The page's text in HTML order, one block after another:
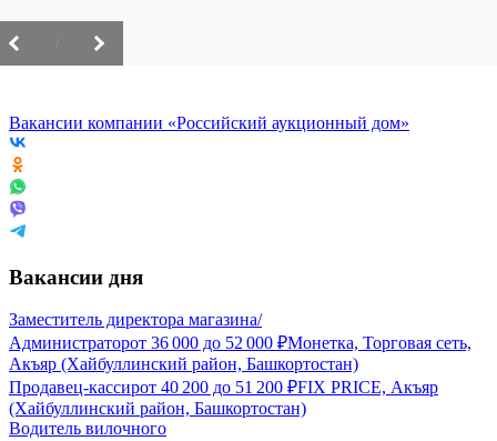
Вакансии компании «Российский аукционный дом»
Вакансии дня
Заместитель директора магазина/
Администраторот 36 000 до 52 000 ₽Монетка, Торговая сеть,
Акъяр (Хайбуллинский район, Башкортостан)
Продавец-кассирот 40 200 до 51 200 ₽FIX PRICE, Акъяр
(Хайбуллинский район, Башкортостан)
Водитель вилочного